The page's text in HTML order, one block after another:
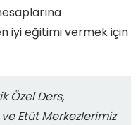
iyi eğitimi vermek için
Özel Ders,
Etüt Merkezlerimiz